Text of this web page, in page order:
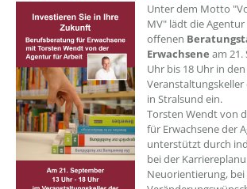
???
Unter dem Motto
MV" lädt die
offenen
Erwachsene am 21.
Uhr bis 18 Uhr in den
in Stralsund ein.
Torsten Wendt von
für Erwachsene der
unterstützt durch
bei der
Neuorientierung,